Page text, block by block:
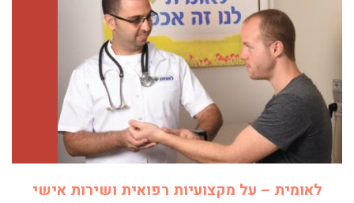
לאומית – על מקצועיות רפואית ושירות אישי